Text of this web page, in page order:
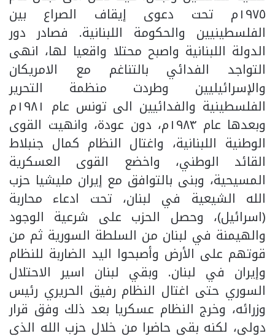
١٩٧٥م تحت دعوى إيقاف الصراع بين
الفلسطينيين والحكومة اللبنانية. فصادر دور
الدولة اللبنانية واصبح محتلا واقعيا لها، انهى
التواجد الفدائي بالتناغم مع الامريكان
والإسرائيليين وطردت منظمة التحرير
الفلسطينية والفدائيين الى تونس عام ١٩٨١م
وبعدها عام ١٩٨٣م، دون عودة، وانهيت القوى
الوطنية اللبنانية، واغتال النظام كمال جنبلاط
القائد الوطني، واخضع القوى العسكرية
المسيحية، وبنى بالتوافق مع إيران مليشيا حزب
الله الشيعية في لبنان، تحت ادعاء محاربة
(اسرائيل)، وحصل الحزب على شرعية الوجود
والهيمنة في لبنان من السلطة السورية ثم من
قوتهم على الأرض وأصبحوا اليد الضاربة للنظام
وإيران في لبنان. وبقي لبنان اسير الاحتلال
السوري حتى اغتال النظام رفيق الحريري رئيس
وزرائه، وخرج النظام عسكريا بعد ذلك وفق قرار
دولي، لكنه بقي حاضرا من خلال حزب الله الذي